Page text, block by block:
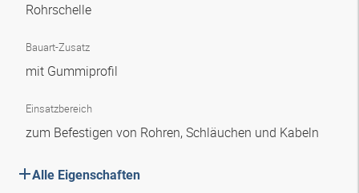
Rohrschelle
Bauart-Zusatz
mit Gummiprofil
Einsatzbereich
zum Befestigen von Rohren, Schläuchen und Kabeln
Alle Eigenschaften